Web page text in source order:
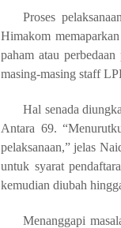
Proses
Himakom
paham atau
masing-masing staff
Hal senada
Antara 69.
pelaksanaan,” jelas
untuk syarat
kemudian diubah
Menanggapi